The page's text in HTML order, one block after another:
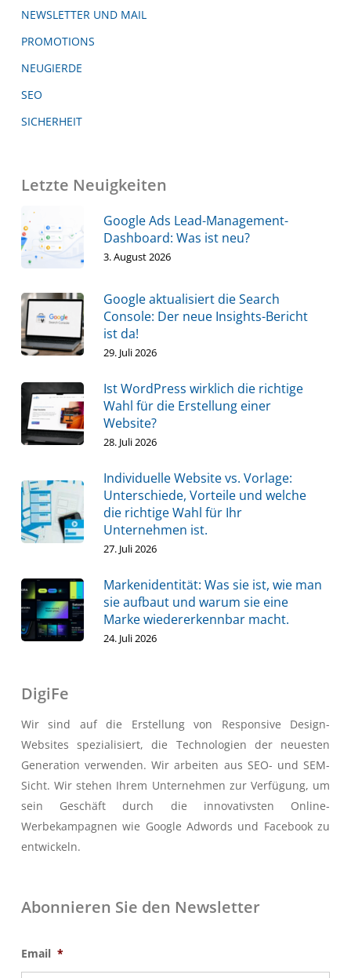
NEWSLETTER UND MAIL
PROMOTIONS
NEUGIERDE
SEO
SICHERHEIT
Letzte Neuigkeiten
Google Ads Lead-Management-
Dashboard: Was ist neu?
3. August 2026
Google aktualisiert die Search
Console: Der neue Insights-Bericht
ist da!
29. Juli 2026
Ist WordPress wirklich die richtige
Wahl für die Erstellung einer
Website?
28. Juli 2026
Individuelle Website vs. Vorlage:
Unterschiede, Vorteile und welche
die richtige Wahl für Ihr
Unternehmen ist.
27. Juli 2026
Markenidentität: Was sie ist, wie man
sie aufbaut und warum sie eine
Marke wiedererkennbar macht.
24. Juli 2026
DigiFe
Wir sind auf die Erstellung von Responsive Design-
Websites spezialisiert, die Technologien der neuesten
Generation verwenden. Wir arbeiten aus SEO- und SEM-
Sicht. Wir stehen Ihrem Unternehmen zur Verfügung, um
sein Geschäft durch die innovativsten Online-
Werbekampagnen wie Google Adwords und Facebook zu
entwickeln.
Abonnieren Sie den Newsletter
Email *